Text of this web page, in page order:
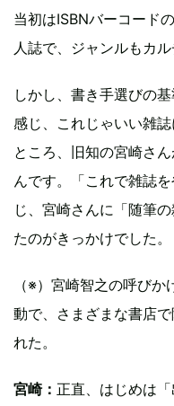
当初はISBNバーコード
人誌で、ジャンルもカ
しかし、書き手選びの
感じ、これじゃいい雑
ところ、旧知の宮崎さ
んです。「これで雑誌
じ、宮崎さんに「随筆
たのがきっかけでした。
（※）宮崎智之の呼び
動で、さまざまな書店
れた。
宮崎： 正直、はじめは